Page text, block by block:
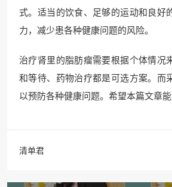
式。适当的饮食、足够的运动和良好
力，减少患各种健康问题的风险。
治疗肾里的脂肪瘤需要根据个体情况
和等待、药物治疗都是可选方案。而
以预防各种健康问题。希望本篇文章能
清单君